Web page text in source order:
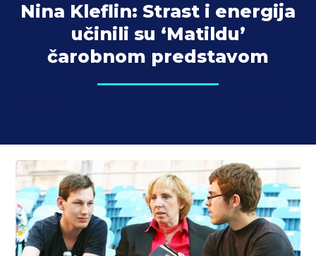
Nina Kleflin: Strast i energija
učinili su ‘Matildu’
čarobnom predstavom